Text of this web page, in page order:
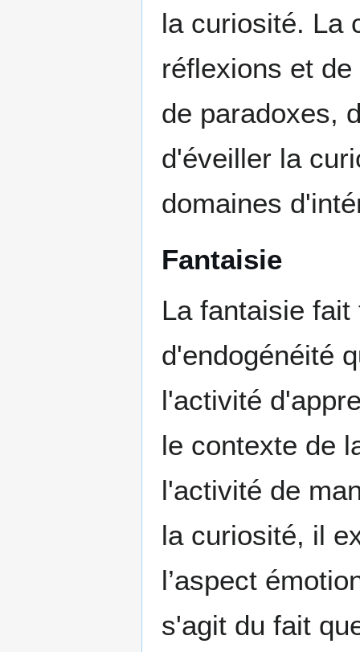
la curiosité. La
réflexions et
de paradoxes,
d'éveiller la
domaines
Fantaisie
La fantaisie
d'endogénéité
l'activité
le contexte de
l'activité de
la curiosité, il
l’aspect
s'agit du fait